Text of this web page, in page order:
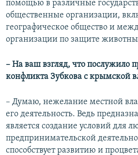
помощью в различные
общественные организации,
географическое общество и
организации по защите
– На ваш взгляд, что послужило
конфликта Зубкова с крымской
– Думаю, нежелание местной
его деятельность. Ведь
является создание условий для
предпринимательской
способствует развитию и